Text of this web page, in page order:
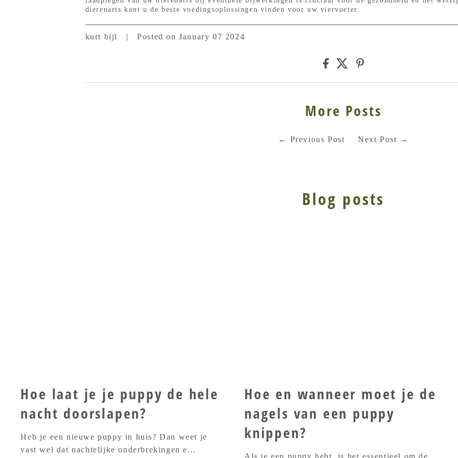
dierenarts kunt u de beste voedingsoplossingen vinden voor uw viervoeter.
kurt bijl | Posted on January 07 2024
More Posts
← Previous Post Next Post →
Blog posts
Hoe laat je je puppy de hele
nacht doorslapen?
Heb je een nieuwe puppy in huis? Dan weet je
vast wel dat nachtelijke onderbrekingen e...
Hoe en wanneer moet je de
nagels van een puppy
knippen?
Als je een puppy hebt, is het essentieel om de